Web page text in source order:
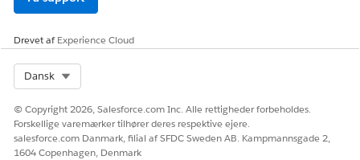
Drevet afExperience Cloud
Dansk
© Copyright 2026, Salesforce.com Inc. Alle rettigheder forbeholdes.
Forskellige varemærker tilhører deres respektive ejere.
salesforce.com Danmark, filial af SFDC Sweden AB. Kampmannsgade 2,
1604 Copenhagen, Denmark